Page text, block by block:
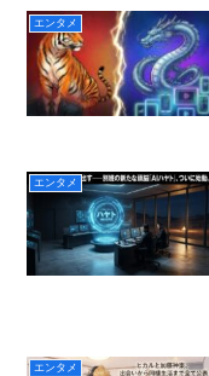
エンタメ
エンタメ
エンタメ